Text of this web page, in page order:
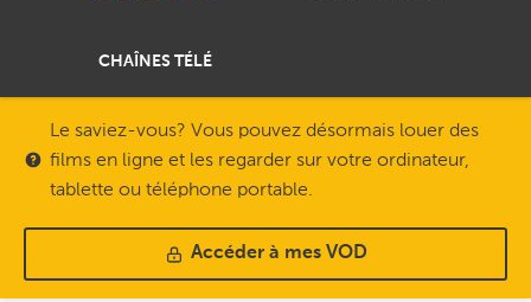
CHAÎNES TÉLÉ
Le saviez-vous? Vous pouvez désormais louer des
films en ligne et les regarder sur votre ordinateur,
tablette ou téléphone portable.
Accéder à mes VOD